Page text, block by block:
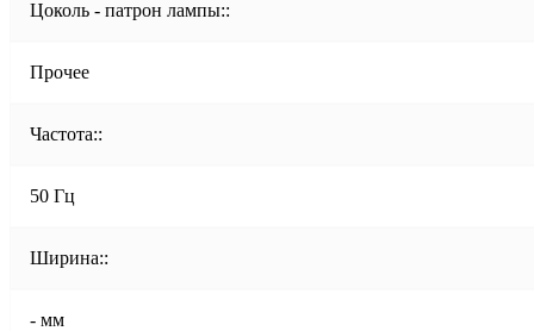
Цоколь - патрон лампы::
Прочее
Частота::
50 Гц
Ширина::
- мм